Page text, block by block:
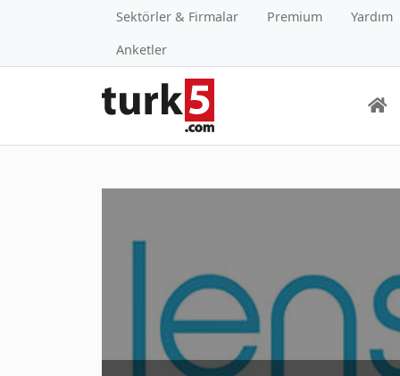
Sektörler & Firmalar Premium Yardım
Anketler